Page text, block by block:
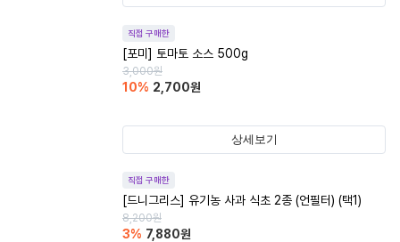
직접 구매한
[포미] 토마토 소스 500g
3,000원
10% 2,700원
상세보기
직접 구매한
[드니그리스] 유기농 사과 식초 2종 (언필터) (택1)
8,200원
3% 7,880원